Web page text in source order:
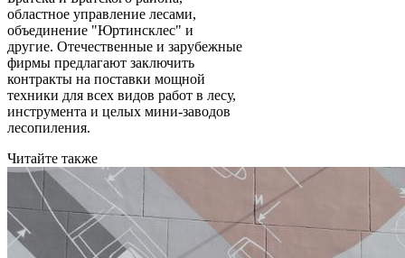
областное управление лесами,
объединение "Юртинсклес" и
другие. Отечественные и зарубежные
фирмы предлагают заключить
контракты на поставки мощной
техники для всех видов работ в лесу,
инструмента и целых мини-заводов
лесопиления.
Читайте также